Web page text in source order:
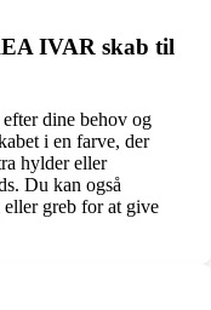
IVAR skab til
dine behov og
i en farve, der
hylder eller
Du kan også
eller greb for at give